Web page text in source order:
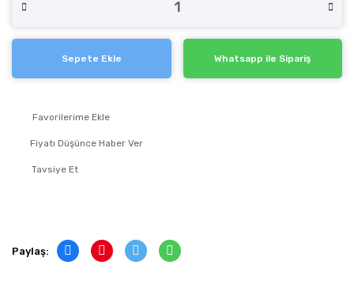
Sepete Ekle Whatsapp ile Sipariş
Fiyatı Düşünce Haber Ver
Tavsiye Et
Paylaş: